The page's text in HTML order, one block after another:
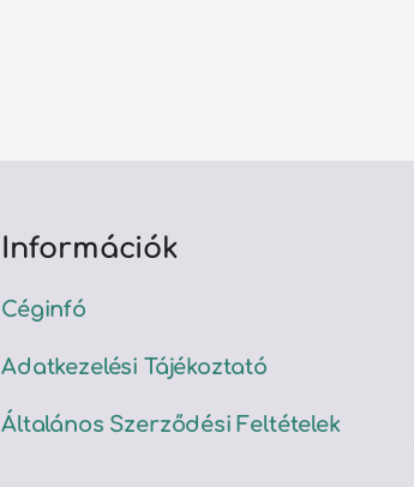
Információk
Céginfó
Adatkezelési Tájékoztató
Általános Szerződési Feltételek